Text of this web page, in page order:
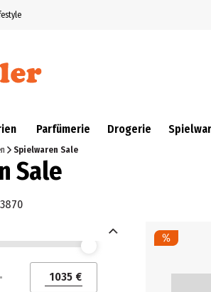
Parfümerie Drogerie
Spielwaren Sale
Sale
(€) ab
(€) bis
Preis (€) bis
€